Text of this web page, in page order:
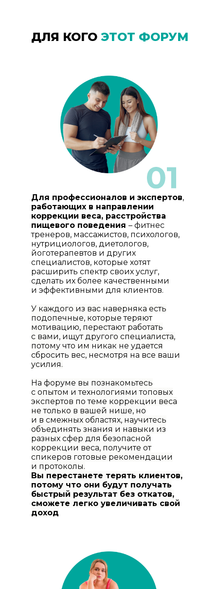
Для профессионалов и экспертов,
работающих в направлении
коррекции веса, расстройства
пищевого поведения – фитнес
тренеров, массажистов, психологов,
нутрициологов, диетологов,
йоготерапевтов и других
специалистов, которые хотят
расширить спектр своих услуг,
сделать их более качественными
и эффективными для клиентов.
У каждого из вас наверняка есть
подопечные, которые теряют
мотивацию, перестают работать
с вами, ищут другого специалиста,
потому что им никак не удается
сбросить вес, несмотря на все ваши
усилия.
На форуме вы познакомьтесь
с опытом и технологиями топовых
экспертов по теме коррекции веса
не только в вашей нише, но
и в смежных областях, научитесь
объединять знания и навыки из
разных сфер для безопасной
коррекции веса, получите от
спикеров готовые рекомендации
и протоколы.
Вы перестанете терять клиентов,
потому что они будут получать
быстрый результат без откатов,
сможете легко увеличивать свой
доход
ДЛЯ КОГО ЭТОТ ФОРУМ